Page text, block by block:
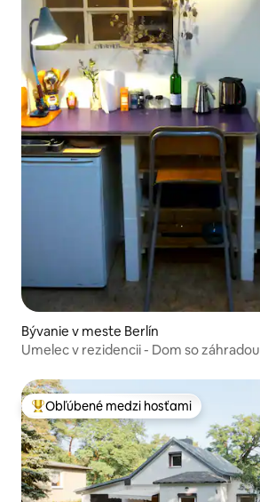
Bývanie v meste Berlín
Umelec v rezidencii - Dom so záhradou
Najobľúbenejšie medzi hosťami
Obľúbené medzi hosťami